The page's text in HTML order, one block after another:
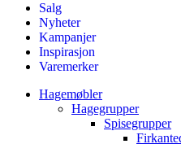
Salg
Nyheter
Kampanjer
Inspirasjon
Varemerker
Hagemøbler
Hagegrupper
Spisegrupper